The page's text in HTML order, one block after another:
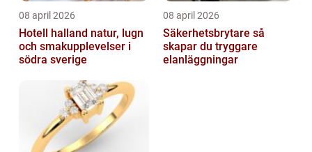
08 april 2026
Hotell halland natur, lugn
och smakupplevelser i
södra sverige
08 april 2026
Säkerhetsbrytare så
skapar du tryggare
elanläggningar